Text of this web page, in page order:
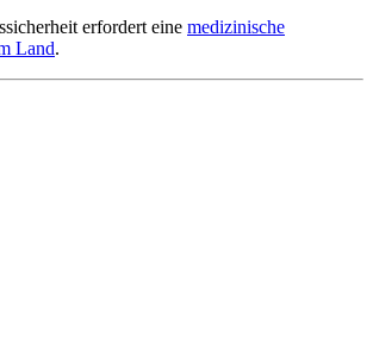
erfordert eine medizinische
Land.